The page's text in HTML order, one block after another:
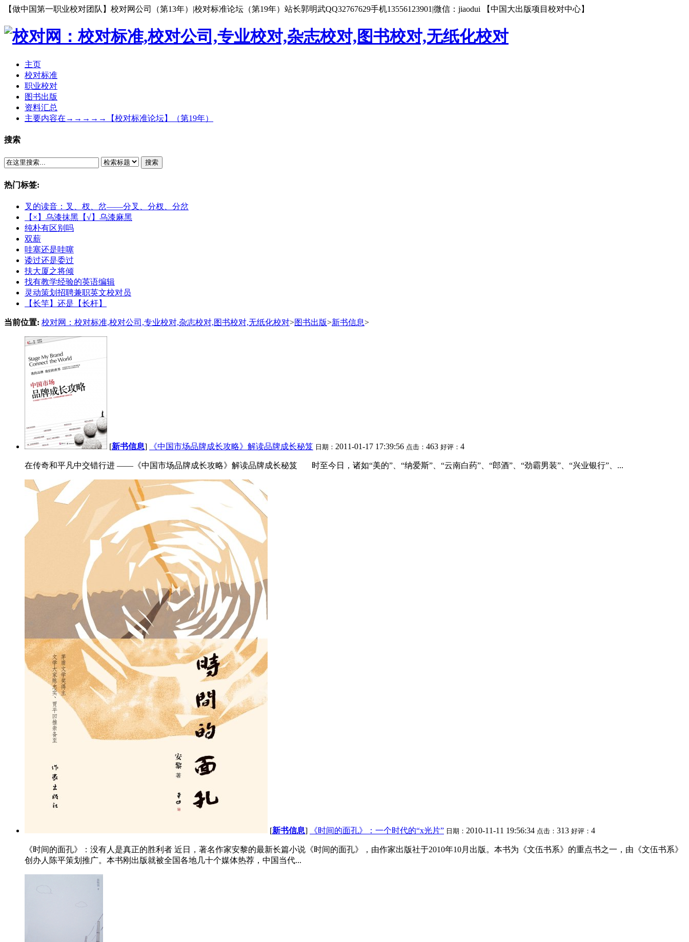
【做中国第一职业校对团队】校对网公司（第13年）|校对标准论坛（第19年）站长郭明武QQ32767629手机13556123901|微信：jiaodui 【中国大出版项目校对中心】
主页
校对标准
职业校对
图书出版
资料汇总
主要内容在→→→→→【校对标准论坛】（第19年）
搜索
搜索
热门标签:
叉的读音：叉、杈、岔——分叉、分杈、分岔
【×】乌漆抹黑【√】乌漆麻黑
纯朴有区别吗
双薪
哇塞还是哇噻
诿过还是委过
扶大厦之将倾
找有教学经验的英语编辑
灵动策划招聘兼职英文校对员
【长竿】还是【长杆】
当前位置: 校对网：校对标准,校对公司,专业校对,杂志校对,图书校对,无纸化校对>图书出版>新书信息>
[新书信息] 《中国市场品牌成长攻略》解读品牌成长秘笈 日期： 2011-01-17 17:39:56 点击： 463 好评： 4
在传奇和平凡中交错行进 ——《中国市场品牌成长攻略》解读品牌成长秘笈 时至今日，诸如“美的”、“纳爱斯”、“云南白药”、“郎酒”、“劲霸男装”、“兴业银行”、...
[新书信息] 《时间的面孔》：一个时代的“x光片” 日期： 2010-11-11 19:56:34 点击： 313 好评： 4
《时间的面孔》：没有人是真正的胜利者 近日，著名作家安黎的最新长篇小说《时间的面孔》，由作家出版社于2010年10月出版。本书为《文伍书系》的重点书之一，由《文伍书系》
创办人陈平策划推广。本书刚出版就被全国各地几十个媒体热荐，中国当代...